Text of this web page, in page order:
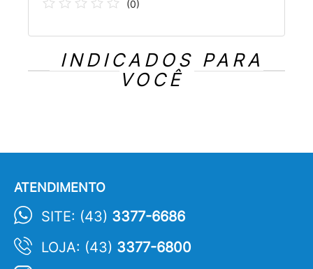
(0)
INDICADOS PARA
VOCÊ
ATENDIMENTO
SITE: (43) 3377-6686
LOJA: (43) 3377-6800